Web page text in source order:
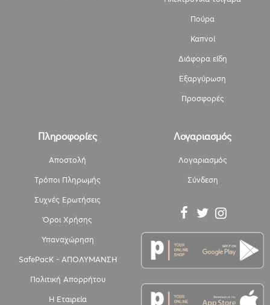
Πούρα
Καπνοί
Διάφορα είδη
Εξαργύρωση
Προσφορές
Πληροφορίες
Αποστολή
Τρόποι Πληρωμής
Συχνές Ερωτήσεις
Όροι Χρήσης
Υπαναχώρηση
SafePacK - ΑΠΟΛΥΜΑΝΣΗ
Πολιτική Απορρήτου
Η Εταιρεία
Λογαριασμός
Λογαριασμός
Σύνδεση